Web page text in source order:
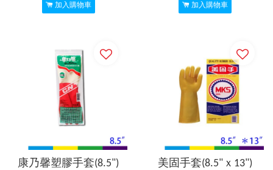
加入購物車 加入購物車
康乃馨塑膠手套(8.5") 美固手套(8.5"ｘ13")